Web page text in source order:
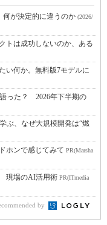
何が決定的に違うのか (2026/
トは成功しないのか、ある
い何か。無料版7モデルに
った？ 2026年下半期の
ぶ、なぜ大規模開発は“燃
ホンで感じてみて PR(Marsha
現場のAI活用術 PR(ITmedia
by